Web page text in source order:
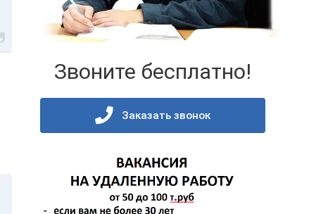
Звоните бесплатно!
Заказать звонок